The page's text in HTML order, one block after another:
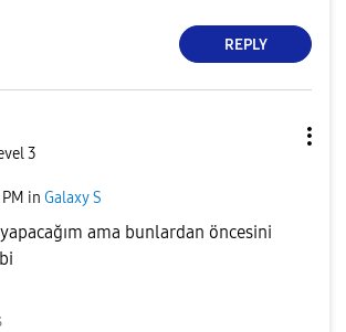
REPLY
3
in Galaxy S
ama bunlardan öncesini